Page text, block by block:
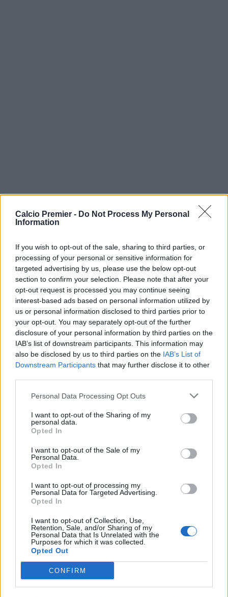
Calcio Premier - Do Not Process My Personal
Information
If you wish to opt-out of the sale, sharing to third parties, or
processing of your personal or sensitive information for
targeted advertising by us, please use the below opt-out
section to confirm your selection. Please note that after your
opt-out request is processed you may continue seeing
interest-based ads based on personal information utilized by
us or personal information disclosed to third parties prior to
your opt-out. You may separately opt-out of the further
disclosure of your personal information by third parties on the
IAB’s list of downstream participants. This information may
also be disclosed by us to third parties on the IAB’s List of
Downstream Participants that may further disclose it to other
Personal Data Processing Opt Outs
I want to opt-out of the Sharing of my
personal data.
Opted In
I want to opt-out of the Sale of my
Personal Data.
Opted In
I want to opt-out of processing my
Personal Data for Targeted Advertising.
Opted In
I want to opt-out of Collection, Use,
Retention, Sale, and/or Sharing of my
Personal Data that Is Unrelated with the
Purposes for which it was collected.
Opted Out
CONFIRM